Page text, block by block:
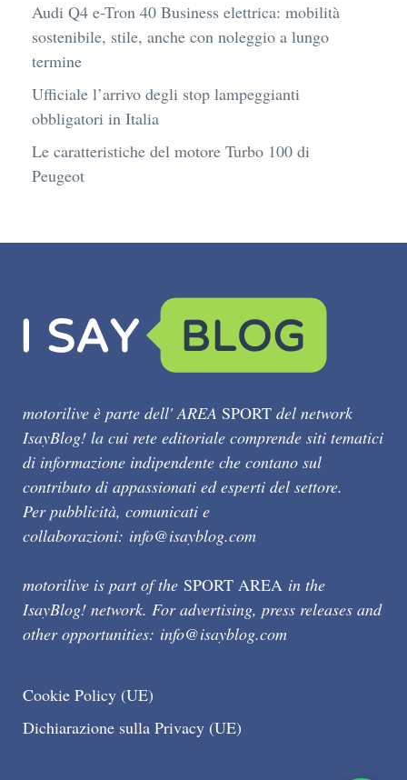
Audi Q4 e-Tron 40 Business elettrica: mobilità
sostenibile, stile, anche con noleggio a lungo
termine
Ufficiale l’arrivo degli stop lampeggianti
obbligatori in Italia
Le caratteristiche del motore Turbo 100 di
Peugeot
motorilive è parte dell' AREA SPORT del network
IsayBlog! la cui rete editoriale comprende siti tematici
di informazione indipendente che contano sul
contributo di appassionati ed esperti del settore.
Per pubblicità, comunicati e
collaborazioni: info@isayblog.com
motorilive is part of the SPORT AREA in the
IsayBlog! network. For advertising, press releases and
other opportunities: info@isayblog.com
Cookie Policy (UE)
Dichiarazione sulla Privacy (UE)